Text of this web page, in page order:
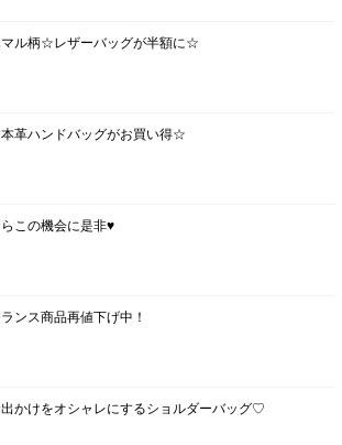
ル柄☆レザーバッグが半額に☆
革ハンドバッグがお買い得☆
この機会に是非♥
ンス商品再値下げ中！
かけをオシャレにするショルダーバッグ♡